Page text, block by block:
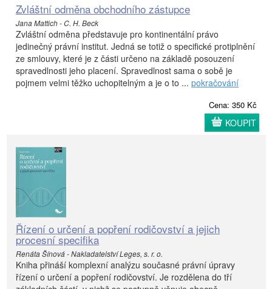
Zvláštní odměna obchodního zástupce
Jana Mattich - C. H. Beck
Zvláštní odměna představuje pro kontinentální právo
jedinečný právní institut. Jedná se totiž o specifické protiplnění
ze smlouvy, které je z části určeno na základě posouzení
spravedlnosti jeho placení. Spravedlnost sama o sobě je
pojmem velmi těžko uchopitelným a je o to ... pokračování
Cena: 350 Kč
KOUPIT
Řízení o určení a popření rodičovství a jejich
procesní specifika
Renáta Šínová - Nakladatelství Leges, s. r. o.
Kniha přináší komplexní analýzu současné právní úpravy
řízení o určení a popření rodičovství. Je rozdělena do tří